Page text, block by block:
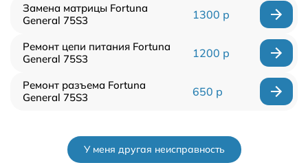
Замена матрицы Fortuna
General 75S3
1300 р
Ремонт цепи питания Fortuna
General 75S3
1200 р
Ремонт разъема Fortuna
General 75S3
650 р
У меня другая неисправность